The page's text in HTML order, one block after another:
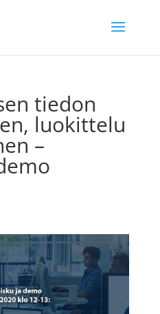
tiedon
luokittelu
–